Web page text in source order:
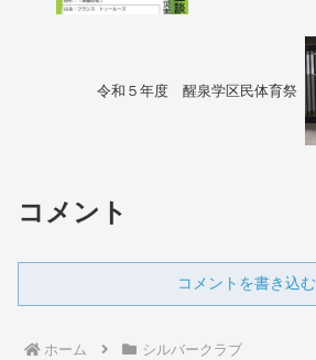
令和５年度 醒泉学区民体育祭
コメント
コメントを書き込む
ホーム シルバークラブ